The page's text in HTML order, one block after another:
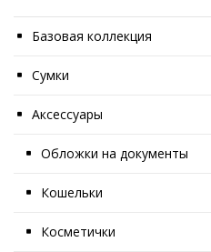
Базовая коллекция
Сумки
Аксессуары
Обложки на документы
Кошельки
Косметички